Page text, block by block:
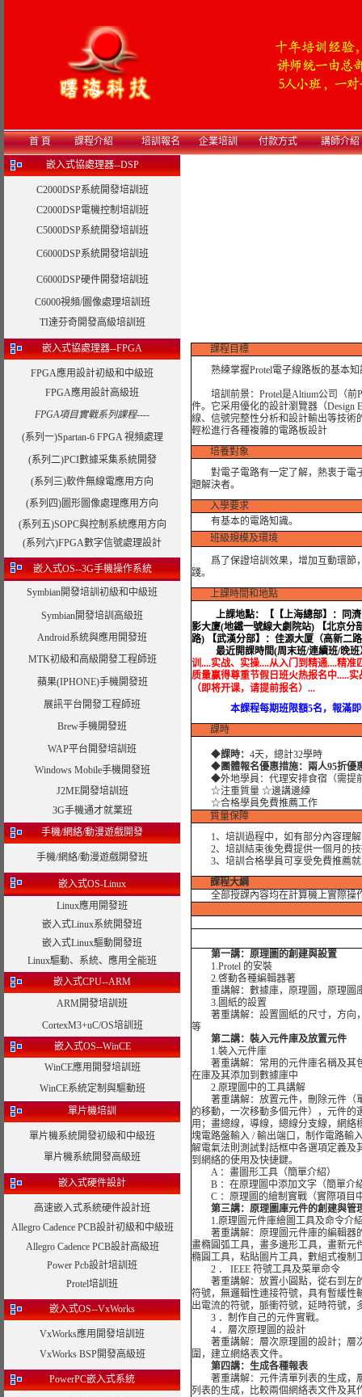
首 頁 課程介紹 培訓報名 企業培訓 付款方式 講師介紹
嵌入式協處理器--DSP
C2000DSP系統開發培訓班
C2000DSP電機控制培訓班
C5000DSP系統開發培訓班
C6000DSP系統開發培訓班
C6000DSP硬件開發培訓班
C6000視頻/圖像處理培訓班
TI達芬奇開發高級培訓班
嵌入式協處理器--FPGA
FPGA應用設計初級和中級班
FPGA應用設計高級班
FPGA項目實戰系列課程----
(系列一)Spartan-6 FPGA 視頻處理
(系列二)PCI數據采集系統開發
(系列三)軟件無線電應用方向
(系列四)圖形圖像處理應用方向
(系列五)SOPC與控制系統應用方向
(系列六)FPGA數字信號處理設計
嵌入式OS--3G手機操作系統
Symbian開發培訓初級和中級班
Symbian開發培訓高級班
Android系統與應用開發班
MTK初級和高級開發工程師班
蘋果(IPHONE)手機開發班
展訊平台開發工程師班
Brew手機開發班
WAP平台開發培訓班
Windows Mobile手機開發班
J2ME開發培訓班
3G手機通才就業班
手機/網絡/動漫遊戲開發
手機/網絡/動漫遊戲開發班
嵌入式OS-Linux
Linux應用開發班
嵌入式Linux系統開發班
嵌入式Linux驅動開發班
Linux驅動、系統、應用全能班
嵌入式CPU--ARM
ARM開發培訓班
CortexM3+uC/OS培訓班
嵌入式OS--WinCE
WinCE應用開發培訓班
WinCE系統定制與驅動班
單片機培訓
單片機系統開發初級和中級班
單片機系統開發高級班
嵌入式硬件設計
高速嵌入式系統硬件設計班
Allegro Cadence PCB設計初級和中級班
Allegro Cadence PCB設計高級班
Power Pcb設計培訓班
Protel培訓班
嵌入式OS--VxWorks
VxWorks應用開發培訓班
VxWorks BSP開發高級班
PowerPC嵌入式系統
課程目標
熟練掌握Protel電子線路板的基本
培訓前景：Protel是Altium公司（前
件。它采用優化的設計瀏覽器（Design
線、信號完整性分析和設計輸出等技術
輕松進行各種複雜的電路板設計
培養對象
對電子電路有一定了解，熱衷于電子
題解決者。
入學要求
有基本的電路知識。
班級規模及環境
爲了保證培訓效果，增加互動環節
踐。
上課時間和地點
上課地點：
【【上海總部】：同
影大廈(地鐵一號線大劇院站) 【北京分
路) 【武漢分部】：佳源大厦（高新二
最近開課時間(周末班/連續班/晚班
训....实战、实操....从入门到精通....精准
质量赢得尊重节假日班火热报名中.....
（即将开课，请提前报名）...
本課程每期班限額5名，報滿即停
課時
◆課時： 4天，總計32學時
◆團體報名優惠措施：兩人95折優
◆外地學員：代理安排食宿（需提
☆注重質量 ☆邊講邊練
☆合格學員免費推薦工作
質量保障
1、培訓過程中，如有部分內容理解
2、培訓結束後免費提供一個月的技
3、培訓合格學員可享受免費推薦就
課程大綱
全部授課內容均在計算機上實際操
第一講：原理圖的創建與設置
1.Protel 的安裝
2.啓動各種編輯器著
重講解：數據庫，原理圖，原理圖
3.圖紙的設置
著重講解：設置圖紙的尺寸，方向
等
第二講：裝入元件庫及放置元件
1.裝入元件庫
著重講解：常用的元件庫名稱及其
在庫及其添加到數據庫中
2.原理圖中的工具講解
著重講解：放置元件，刪除元件（
的移動，一次移動多個元件），元件
用；畫總線，導線，總線分支線，網絡
塊電路盤輸入 / 輸出端口，制作電路輸
解電氣法則測試對話框中各選項定義及
到網絡的使用及快捷鍵。
A ：畫圖形工具（簡單介紹）
B ：在原理圖中添加文字（簡單介
C ：原理圖的繪制實戰（實際項目
第三講：原理圖庫元件的創建與管
1.原理圖元件庫繪圖工具及命令介
著重講解：原理圖元件庫的編輯器
畫橢圓弧工具，畫多邊形工具，畫新元
橢圓工具，粘貼圖片工具，數組式複制
2 ． IEEE 符號工具及菜單命令
著重講解：放置小圓點，從右到左
符號，無邏輯性連接符號，具有暫緩性
出電流的符號，脈衝符號，延時符號，
3 ．制作自己的元件實戰。
4 ．層次原理圖的設計
著重講解：層次原理圖的設計；層
圍，建立網絡表文件。
第四講：生成各種報表
著重講解：元件清單列表的生成，
列表的生成，比較兩個網絡表文件及其